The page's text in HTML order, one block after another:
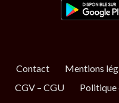
Contact Mentions
CGV – CGU